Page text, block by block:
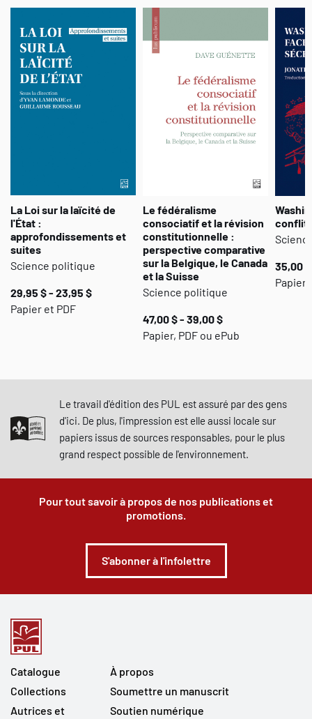
La Loi sur la laïcité de
l'État :
approfondissements et
suites
Science politique
29,95 $ - 23,95 $
Papier et PDF
Le fédéralisme
consociatif et la révision
constitutionnelle :
perspective comparative
sur la Belgique, le Canada
et la Suisse
Science politique
47,00 $ - 39,00 $
Papier, PDF ou ePub
35,00 $
Papier
Le travail d'édition des PUL est assuré par des gens
d'ici. De plus, l'impression est elle aussi locale sur
papiers issus de sources responsables, pour le plus
grand respect possible de l'environnement.
Pour tout savoir à propos de nos publications et
promotions.
S'abonner à l'infolettre
Catalogue
Collections
Autrices et
À propos
Soumettre un manuscrit
Soutien numérique